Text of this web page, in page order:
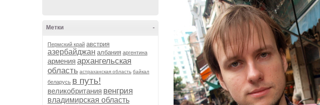
-
Метки
Пермский край австрия
азербайджан албания аргентина
армения архангельская
область астраханская область байкал
беларусь в путь!
великобритания венгрия
владимирская область